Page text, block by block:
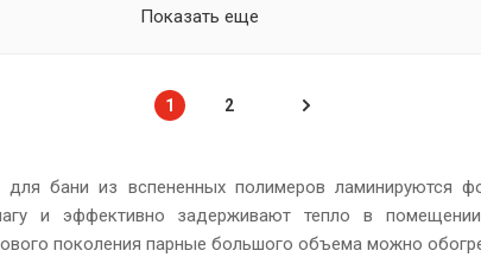
Показать еще
1 2
бани из вспененных полимеров ламинируются
и эффективно задерживают тепло в
поколения парные большого объема можно